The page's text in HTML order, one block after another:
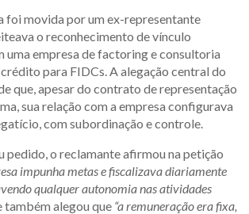
foi movida por um ex-representante
o reconhecimento de vínculo
uma empresa de factoring e consultoria
para FIDCs. A alegação central do
que, apesar do contrato de representação
sua relação com a empresa configurava
com subordinação e controle.
pedido, o reclamante afirmou na petição
impunha metas e fiscalizava diariamente
qualquer autonomia nas atividades
também alegou que “a remuneração era fixa,